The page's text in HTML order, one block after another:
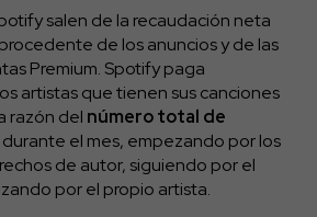
salen de la recaudación neta
de los anuncios y de las
Premium. Spotify paga
artistas que tienen sus canciones
razón del número total de
durante el mes, empezando por los
de autor, siguiendo por el
por el propio artista.